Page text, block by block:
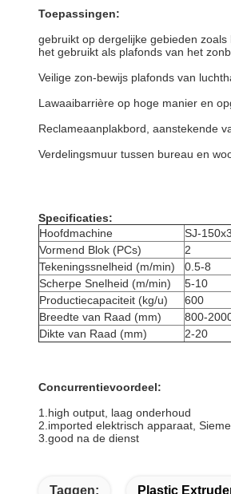
Toepassingen:
gebruikt op dergelijke gebieden
het gebruikt als plafonds van het
Veilige zon-bewijs plafonds van
Lawaaibarrière op hoge manier en
Reclameaanplakbord, aanstekende
Verdelingsmuur tussen bureau en
Specificaties:
Hoofdmachine
SJ-
Vormend Blok (PCs)
2
Tekeningssnelheid (m/min)
0.5-8
Scherpe Snelheid (m/min)
5-10
Productiecapaciteit (kg/u)
600
Breedte van Raad (mm)
800-
Dikte van Raad (mm)
2-20
Concurrentievoordeel:
1.high output, laag onderhoud
2.imported elektrisch apparaat,
3.good na de dienst
Taggen: Plastic